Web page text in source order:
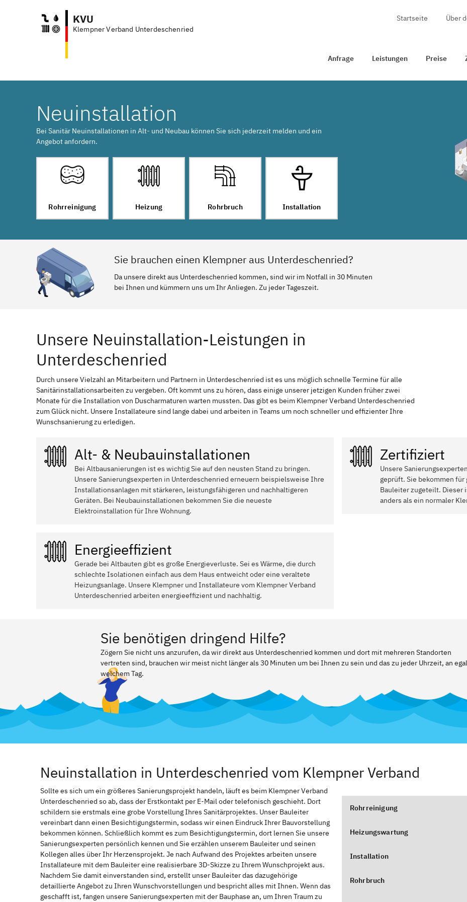
KVU
Klempner Verband Unterdeschenried
Startseite Über
Anfrage Leistungen Preise
Neuinstallation
Bei Sanitär Neuinstallationen in Alt- und Neubau können Sie sich jederzeit melden und ein
Angebot anfordern.
Rohrreinigung Heizung Rohrbruch Installation
Sie brauchen einen Klempner aus Unterdeschenried?
Da unsere direkt aus Unterdeschenried kommen, sind wir im Notfall in 30 Minuten
bei Ihnen und kümmern uns um Ihr Anliegen. Zu jeder Tageszeit.
Unsere Neuinstallation-Leistungen in
Unterdeschenried
Durch unsere Vielzahl an Mitarbeitern und Partnern in Unterdeschenried ist es uns möglich schnelle Termine für alle
Sanitärinstallationsarbeiten zu vergeben. Oft kommt uns zu hören, dass einige unserer jetzigen Kunden früher zwei
Monate für die Installation von Duscharmaturen warten mussten. Das gibt es beim Klempner Verband Unterdeschenried
zum Glück nicht. Unsere Installateure sind lange dabei und arbeiten in Teams um noch schneller und effizienter Ihre
Wunschsanierung zu erledigen.
Alt- & Neubauinstallationen
Bei Altbausanierungen ist es wichtig Sie auf den neusten Stand zu bringen.
Unsere Sanierungsexperten in Unterdeschenried erneuern beispielsweise Ihre
Installationsanlagen mit stärkeren, leistungsfähigeren und nachhaltigeren
Geräten. Bei Neubauinstallationen bekommen Sie die neueste
Elektroinstallation für Ihre Wohnung.
Zertifiziert
Unsere
geprüft. Sie bekommen
Bauleiter zugeteilt. Dieser
anders als ein normaler
Energieeffizient
Gerade bei Altbauten gibt es große Energieverluste. Sei es Wärme, die durch
schlechte Isolationen einfach aus dem Haus entweicht oder eine veraltete
Heizungsanlage. Unsere Klempner und Installateure vom Klempner Verband
Unterdeschenried arbeiten energieeffizient und nachhaltig.
Sie benötigen dringend Hilfe?
Zögern Sie nicht uns anzurufen, da wir direkt aus Unterdeschenried kommen und dort mit mehreren Standorten
vertreten sind, brauchen wir meist nicht länger als 30 Minuten um bei Ihnen zu sein und das zu jeder Uhrzeit, an egal
welchem Tag.
Neuinstallation in Unterdeschenried vom Klempner Verband
Sollte es sich um ein größeres Sanierungsprojekt handeln, läuft es beim Klempner Verband
Unterdeschenried so ab, dass der Erstkontakt per E-Mail oder telefonisch geschieht. Dort
schildern sie erstmals eine grobe Vorstellung Ihres Sanitärprojektes. Unser Bauleiter
vereinbart dann einen Besichtigungstermin, sodass wir einen Eindruck Ihrer Bauvorstellung
bekommen können. Schließlich kommt es zum Besichtigungstermin, dort lernen Sie unsere
Sanierungsexperten persönlich kennen und Sie erzählen unserem Bauleiter und seinen
Kollegen alles über Ihr Herzensprojekt. Je nach Aufwand des Projektes arbeiten unsere
Installateure mit dem Bauleiter eine realisierbare 3D-Skizze zu Ihrem Wunschprojekt aus.
Nachdem Sie damit einverstanden sind, erstellt unser Bauleiter das dazugehörige
detaillierte Angebot zu Ihren Wunschvorstellungen und bespricht alles mit Ihnen. Wenn das
geschafft ist, fangen unsere Sanierungsexperten mit der Bauphase an, um Ihren Traum zu
Rohrreinigung
Heizungswartung
Installation
Rohrbruch